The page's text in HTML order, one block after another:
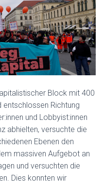
Block mit 400
entschlossen Richtung
und Lobbyist:innen
abhielten, versuchte die
Ebenen den
massiven Aufgebot an
und versuchten die
Dies konnten wir